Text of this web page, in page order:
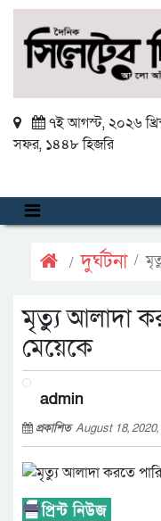
৭ই আগস্ট, ২০২৬
সফর, ১৪৪৮ হিজরি
দুর্ঘটনা
মৃত্যু আলাদা
মেয়েকে
admin
প্রকাশিতAugust 18,